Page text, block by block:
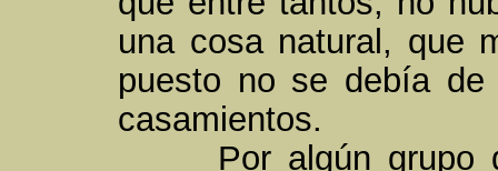
una cosa natural, que
puesto no se debía
casamientos.
Por algún grupo de